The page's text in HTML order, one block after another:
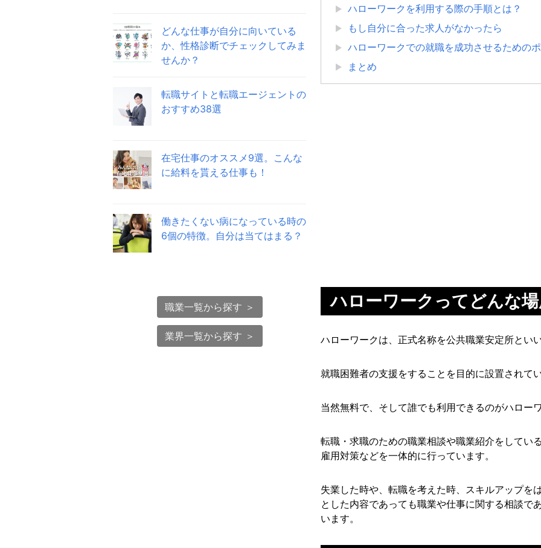
どんな仕事が自分に向いている
か、性格診断でチェックしてみま
せんか？
転職サイトと転職エージェントの
おすすめ38選
在宅仕事のオススメ9選。こんな
に給料を貰える仕事も！
働きたくない病になっている時の
6個の特徴。自分は当てはまる？
職業一覧から探す ＞
業界一覧から探す ＞
ハローワークを利用する際の手順とは？
もし自分に合った求人がなかったら
ハローワークでの就職を成功させるための
まとめ
ハローワークってどんな
ハローワークは、正式名称を公共職業安定所とい
就職困難者の支援をすることを目的に設置されて
当然無料で、そして誰でも利用できるのがハロー
転職・求職のための職業相談や職業紹介をしてい
雇用対策などを一体的に行っています。
失業した時や、転職を考えた時、スキルアップを
とした内容であっても職業や仕事に関する相談で
います。